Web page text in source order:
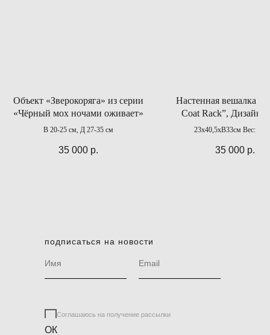
Объект «Зверокоряга» из серии
«Чёрный мох ночами оживает»
В 20-25 см, Д 27-35 см
35 000 р.
Настенная вешалка
Coat Rack”, Дизайн
23х40,5хВ33см Вес:
35 000 р.
подписаться на новости
Соглашаюсь на получение рассылки
ОК